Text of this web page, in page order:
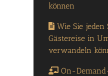
können
Wie Sie
Gästereise in
verwandeln
On-